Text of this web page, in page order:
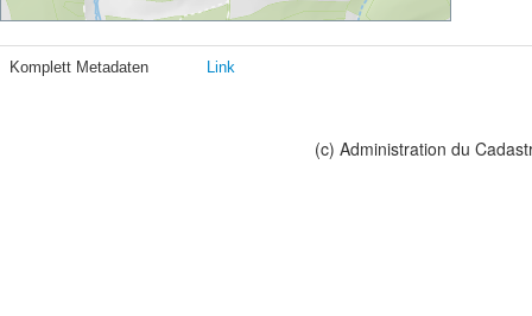
Komplett Metadaten Link
(c) Administration du